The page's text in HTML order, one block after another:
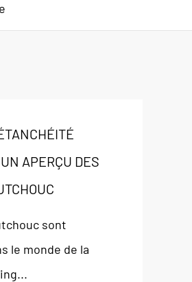
APERÇU DES
sont
le monde de la